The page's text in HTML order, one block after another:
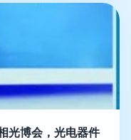
光博会，光电器件